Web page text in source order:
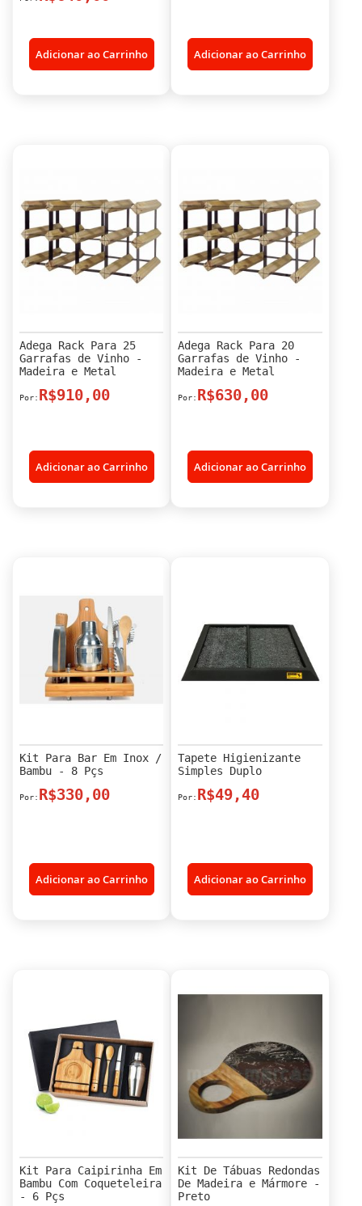
Adicionar ao Carrinho Adicionar ao Carrinho
Adega Rack Para 25
Garrafas de Vinho -
Madeira e Metal
R$910,00
Adicionar ao Carrinho
Adega Rack Para 20
Garrafas de Vinho -
Madeira e Metal
R$630,00
Adicionar ao Carrinho
Kit Para Bar Em Inox /
Bambu - 8 Pçs
R$330,00
Adicionar ao Carrinho
Tapete Higienizante
Simples Duplo
R$49,40
Adicionar ao Carrinho
Kit Para Caipirinha Em
Bambu Com Coqueteleira
- 6 Pçs
Kit De Tábuas Redondas
De Madeira e Mármore -
Preto